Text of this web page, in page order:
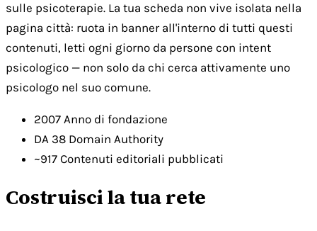
sulle psicoterapie. La tua scheda non vive isolata nella
pagina città: ruota in banner all'interno di tutti questi
contenuti, letti ogni giorno da persone con intent
psicologico — non solo da chi cerca attivamente uno
psicologo nel suo comune.
2007 Anno di fondazione
DA 38 Domain Authority
~917 Contenuti editoriali pubblicati
Costruisci la tua rete